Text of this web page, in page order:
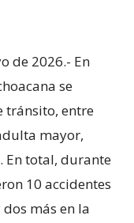
de 2026.- En
se
tránsito, entre
mayor,
En total, durante
10 accidentes
más en la